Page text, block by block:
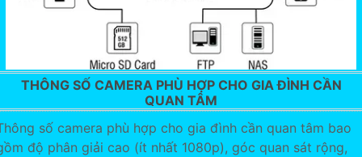
THÔNG SỐ CAMERA PHÙ HỢP CHO GIA ĐÌNH CẦN
QUAN TÂM
số camera phù hợp cho gia đình cần quan tâm bao
độ phân giải cao (ít nhất 1080p), góc quan sát rộng,